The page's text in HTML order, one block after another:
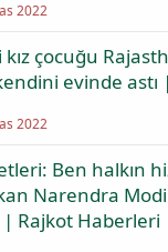
2022
çocuğu
evinde
2022
Ben halkın
Narendra Modi
Rajkot Haberleri